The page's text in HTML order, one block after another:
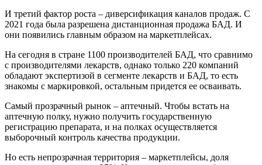
И третий фактор роста – диверсификация каналов продаж. С
2021 года была разрешена дистанционная продажа БАД. И
они появились главным образом на маркетплейсах.
На сегодня в стране 1100 производителей БАД, что сравнимо
с производителями лекарств, однако только 220 компаний
обладают экспертизой в сегменте лекарств и БАД, то есть
знакомы с маркировкой, остальным придется ее осваивать.
Самый прозрачный рынок – аптечный. Чтобы встать на
аптечную полку, нужно получить государственную
регистрацию препарата, и на полках осуществляется
выборочный контроль качества продукции.
Но есть непрозрачная территория – маркетплейсы, доля